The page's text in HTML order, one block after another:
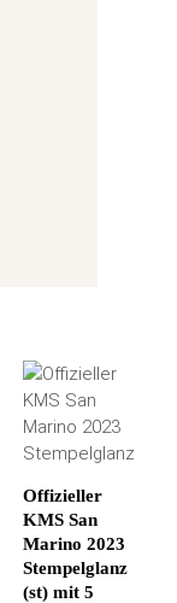
Offizieller
KMS San
Marino 2023
Stempelglanz
(st) mit 5